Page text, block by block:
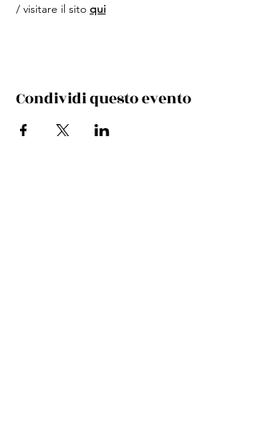
/ visitare il sito qui
Condividi questo evento